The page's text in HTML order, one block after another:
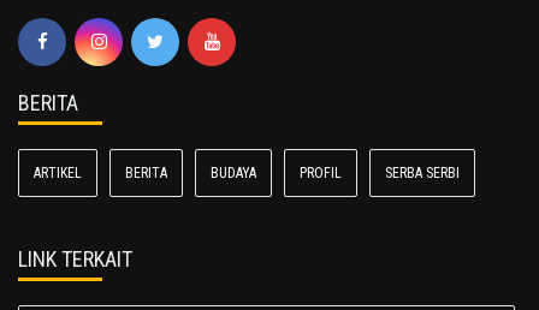
BERITA
ARTIKEL BERITA BUDAYA PROFIL SERBA SERBI
LINK TERKAIT